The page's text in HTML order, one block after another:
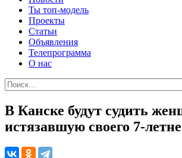
Ты топ-модель
Проекты
Статьи
Объявления
Телепрограмма
О нас
В Канске будут судить
истязавшую своего 7-